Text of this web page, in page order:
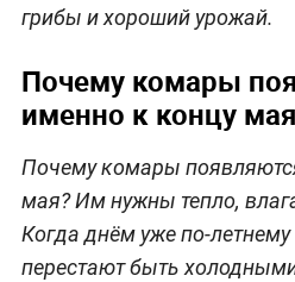
грибы и хороший урожай.
Почему комары
именно к концу мая
Почему комары
мая? Им нужны тепло,
Когда днём уже по-летнему
перестают быть